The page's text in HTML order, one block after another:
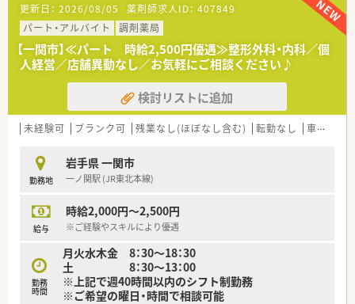
【法人特徴について】
■国内の小売業界で圧倒的なシェアを誇る大手グループが運営
しており、非常に安定した経営基盤と福利厚生が大きな魅力で
す。
■ショッピングモールを地域医療の拠点と捉え、衣食住の全てか
ら健康をトータルサポートする事業を展開しております。
■地域社会のニーズを先取りするヘルスケアステーションとし
て、薬剤師が中心となって健康づくりに寄与できる組織です。
■ショッピングモール内という立地上、日常的な健康相談を受け
る機会が多く、地域の方々の健康維持に貢献している実感が得ら
れます。
ており、常に向上心を持ってスキルアップし続けられる点が魅力
です。
族との時間を犠牲にすることなく、長く健康的に働き続けられま
す。
更新日： 2026/08/05 薬剤師求人ID： 407849
パート・アルバイト
調剤薬局
【一関市】≪パート 時給2,500円優遇≫整形外科・内科／個
人経営／店舗異動なし／お気軽にご相談ください♪
検討リストに追加
未経験可 ブランク可 残業なし(ほぼなし含む) 転勤なし 車通勤可
勤務地
岩手県 一関市
一ノ関駅 (JR東北本線)
給与
時給2,000円～2,500円
※ご経験やスキルにより優遇
勤務
時間
月火水木金 8：30～18：30
土 8：30～13：00
※上記で週40時間以内のシフト制勤務
※ご希望の曜日・時間で相談可能